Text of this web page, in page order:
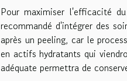
Pour maximiser l'efficacité
recommandé d'intégrer des
après un peeling, car le
en actifs hydratants qui
adéquate permettra de